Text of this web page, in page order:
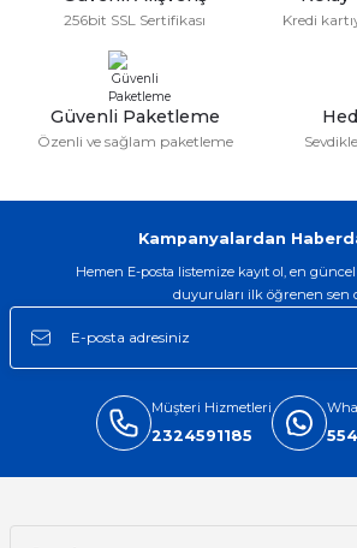
256bit SSL Sertifikası Kredi
Güvenli Paketleme
Özenli ve sağlam paketleme
Kampanyalardan
Hemen E-posta listemize kayıt ol, en
duyuruları ilk öğrenen sen
Müşteri Hizmetleri
2324591185